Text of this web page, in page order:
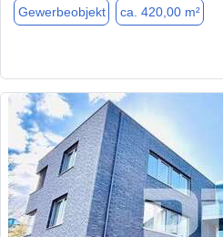
Gewerbeobjekt ca. 420,00 m²